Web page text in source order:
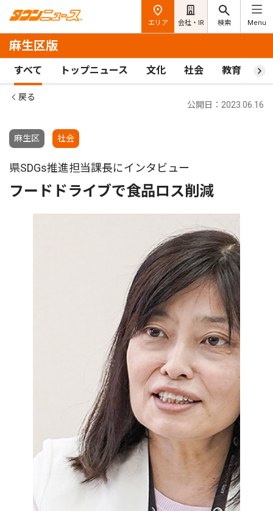
エリア 会社・IR 検索 Menu
麻生区版
すべて トップニュース 文化 社会 教育 ス
戻る
麻生区 社会
公開日：2023.06.16
県SDGs推進担当課長にインタビュー
フードドライブで食品ロス削減